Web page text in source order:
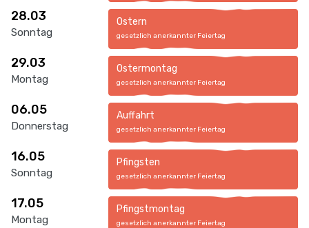
28.03
Sonntag
Ostern
gesetzlich anerkannter Feiertag
29.03
Montag
Ostermontag
gesetzlich anerkannter Feiertag
06.05
Donnerstag
Auffahrt
gesetzlich anerkannter Feiertag
16.05
Sonntag
Pfingsten
gesetzlich anerkannter Feiertag
17.05
Montag
Pfingstmontag
gesetzlich anerkannter Feiertag